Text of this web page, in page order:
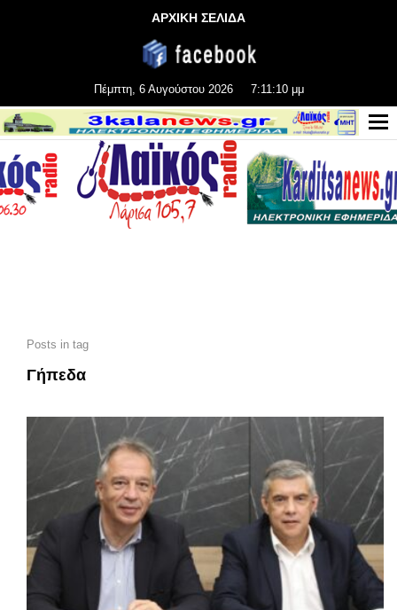
ΑΡΧΙΚΗ ΣΕΛΙΔΑ
Πέμπτη, 6 Αυγούστου 2026 7:11:11 μμ
Posts in tag
Γήπεδα